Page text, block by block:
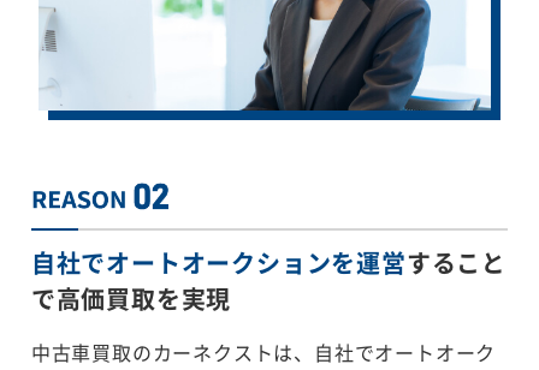
自社でオートオークションを運営すること
で高価買取を実現
中古車買取のカーネクストは、自社でオートオーク